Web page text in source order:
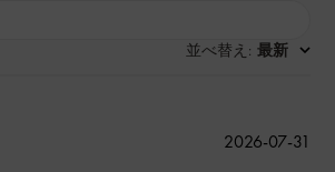
並べ替え : 最新
2026-07-31